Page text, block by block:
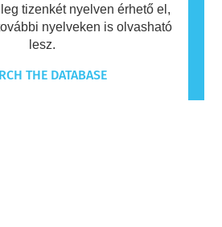
tizenkét nyelven érhető el,
nyelveken is olvasható
lesz.
THE DATABASE